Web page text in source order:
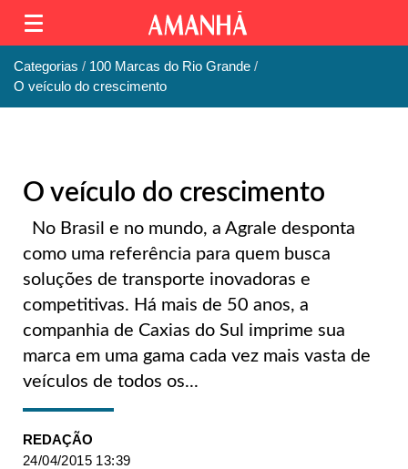
Categorias
100 Marcas do Rio Grande
O veículo do crescimento
O veículo do crescimento
No Brasil e no mundo, a Agrale desponta
como uma referência para quem busca
soluções de transporte inovadoras e
competitivas. Há mais de 50 anos, a
companhia de Caxias do Sul imprime sua
marca em uma gama cada vez mais vasta de
veículos de todos os...
REDAÇÃO
24/04/2015 13:39